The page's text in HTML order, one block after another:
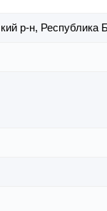
р-н, Республика